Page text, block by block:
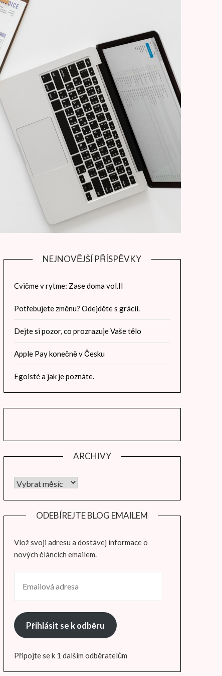
NEJNOVĚJŠÍ PŘÍSPĚVKY
Cvičme v rytme: Zase doma vol.II
Potřebujete změnu? Odejděte s grácií.
Dejte si pozor, co prozrazuje Vaše tělo
Apple Pay konečně v Česku
Egoisté a jak je poznáte.
ARCHIVY
Archivy
ODEBÍREJTE BLOG EMAILEM
Vlož svoji adresu a dostávej informace o
nových článcích emailem.
Přihlásit se k odběru
Připojte se k 1 dalším odběratelům